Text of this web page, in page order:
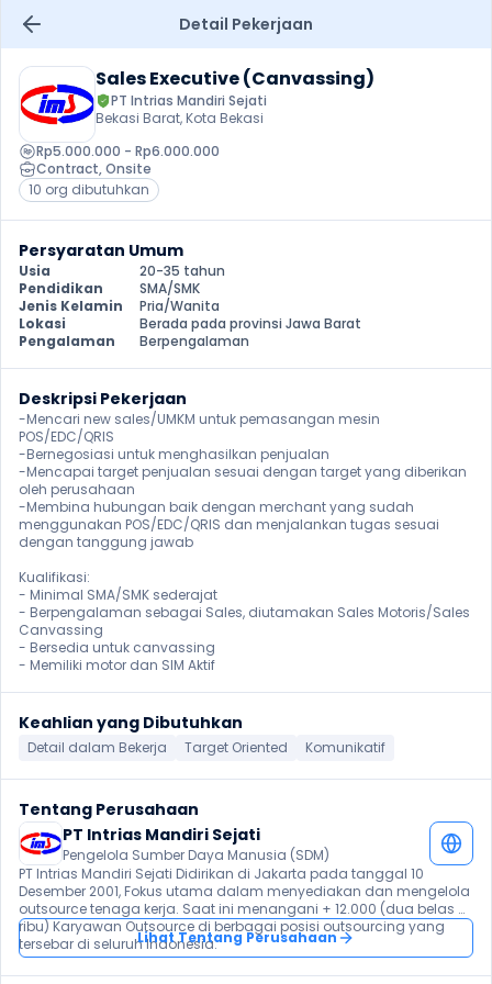
Detail Pekerjaan
Sales Executive (Canvassing)
PT Intrias Mandiri Sejati
Bekasi Barat, Kota Bekasi
Rp5.000.000 - Rp6.000.000
Contract, Onsite
10 org dibutuhkan
Persyaratan Umum
Usia
20-35 tahun
Pendidikan
SMA/SMK
Jenis Kelamin
Pria/Wanita
Lokasi
Berada pada provinsi Jawa Barat
Pengalaman
Berpengalaman
Deskripsi Pekerjaan
-Mencari new sales/UMKM untuk pemasangan mesin
POS/EDC/QRIS
-Bernegosiasi untuk menghasilkan penjualan
-Mencapai target penjualan sesuai dengan target yang diberikan
oleh perusahaan
-Membina hubungan baik dengan merchant yang sudah
menggunakan POS/EDC/QRIS dan menjalankan tugas sesuai
dengan tanggung jawab
Kualifikasi:
- Minimal SMA/SMK sederajat
- Berpengalaman sebagai Sales, diutamakan Sales Motoris/Sales
Canvassing
- Bersedia untuk canvassing
- Memiliki motor dan SIM Aktif
Keahlian yang Dibutuhkan
Detail dalam Bekerja Target Oriented Komunikatif
Tentang Perusahaan
PT Intrias Mandiri Sejati
Pengelola Sumber Daya Manusia (SDM)
PT Intrias Mandiri Sejati Didirikan di Jakarta pada tanggal 10
Desember 2001, Fokus utama dalam menyediakan dan mengelola
outsource tenaga kerja. Saat ini menangani + 12.000 (dua belas
ribu) Karyawan Outsource di berbagai posisi outsourcing yang
tersebar di seluruh Indonesia.Lihat Tentang Perusahaan